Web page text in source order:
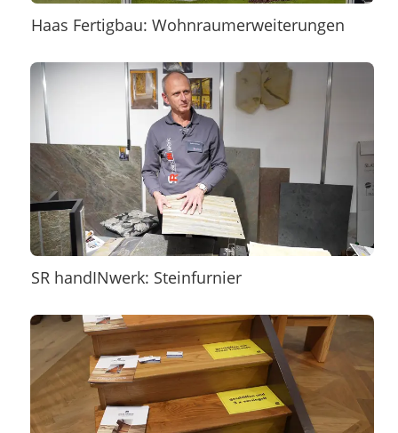
Haas Fertigbau: Wohnraumerweiterungen
SR handINwerk: Steinfurnier